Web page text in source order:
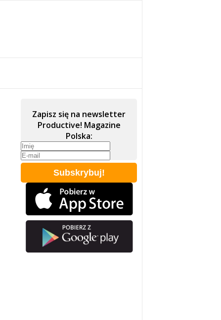
Zapisz się na newsletter
Productive! Magazine
Polska: